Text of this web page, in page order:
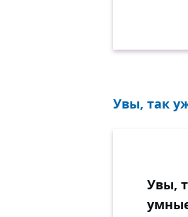
Увы, так
Увы,